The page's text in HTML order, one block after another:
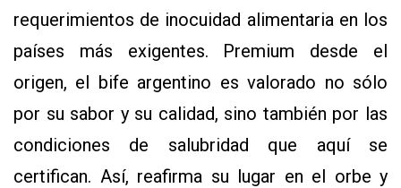
requerimientos de inocuidad alimentaria en los
países más exigentes. Premium desde el
origen, el bife argentino es valorado no sólo
por su sabor y su calidad, sino también por las
condiciones de salubridad que aquí se
certifican. Así, reafirma su lugar en el orbe y